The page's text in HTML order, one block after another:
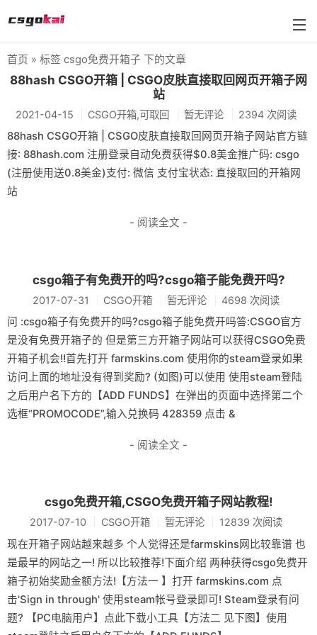
farmskins
88dog
flamecases
88hash-jp
首页 » 标签 csgo免费开箱子 下的文章
88hash CSGO开箱 | CSGO皮肤直接取回网页开箱子网
站
2021-04-15 CSGO开箱,可取回 暂无评论 2394 次阅读
88hash CSGO开箱 | CSGO皮肤直接取回网页开箱子网站官方链
接: 88hash.com 注册登录自动免费获得$0.8美金推广码: csgo
(注册使用送0.8美金)支付: 微信 支付宝状态: 直接取回的开箱网
站
- 阅读全文 -
csgo箱子有免费开的吗?csgo箱子能免费开吗?
2017-07-31 CSGO开箱 暂无评论 4698 次阅读
问 :csgo箱子有免费开的吗?csgo箱子能免费开吗答:CSGO官方
是没有免费开箱子的 但是第三方开箱子网站可以获得CSGO免费
开箱子机会!!首先打开 farmskins.com 使用你的steam登录如果
访问上面的地址没有得到奖励? (如图)可以使用 使用steam登陆
之后用户名下方的【ADD FUNDS】在弹出的页面中选择第二个
选框“PROMOCODE”,输入兑换码 428359 点击 &
- 阅读全文 -
csgo免费开箱,CSGO免费开箱子网站教程!
2017-07-10 CSGO开箱 暂无评论 12839 次阅读
现在开箱子网站越来越多 个人觉得还是farmskins网比较靠谱 也
是最早的网站之一! 所以比较推荐!下面介绍 两种获得csgo免费开
箱子初始奖励金额方法!【方法一 】打开 farmskins.com 点
击'Sign in through' 使用steam帐号登录即可! Steam登录有问
题? 【PC电脑用户】点此下载小工具【方法二 见下图】使用